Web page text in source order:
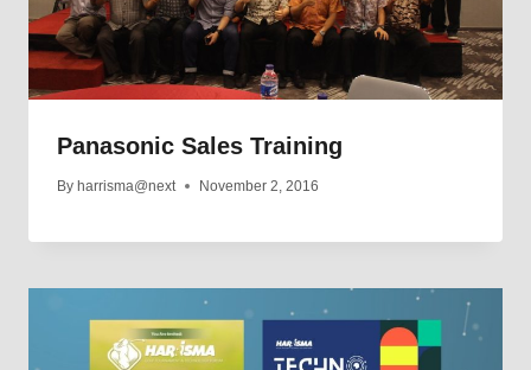
Panasonic Sales Training
By harrisma@next November 2, 2016